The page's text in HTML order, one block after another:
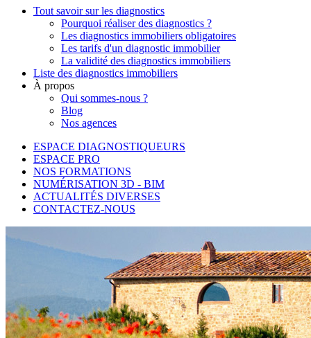
Tout savoir sur les diagnostics
Pourquoi réaliser des diagnostics ?
Les diagnostics immobiliers obligatoires
Les tarifs d'un diagnostic immobilier
La validité des diagnostics immobiliers
Liste des diagnostics immobiliers
À propos
Qui sommes-nous ?
Blog
Nos agences
ESPACE DIAGNOSTIQUEURS
ESPACE PRO
NOS FORMATIONS
NUMÉRISATION 3D - BIM
ACTUALITÉS DIVERSES
CONTACTEZ-NOUS